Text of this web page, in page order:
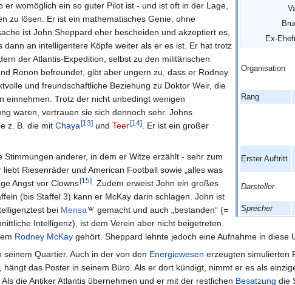
Ex-
Organisation
Rang
Erster Auftritt
Darsteller
Sprecher
womöglich ein so guter Pilot ist - und ist oft in der Lage,
zu lösen. Er ist ein mathematisches Genie, ohne
ist John Sheppard eher bescheiden und akzeptiert es,
an intelligentere Köpfe weiter als er es ist. Er hat trotz
der Atlantis-Expedition, selbst zu den militärischen
Ronon befreundet, gibt aber ungern zu, dass er Rodney
und freundschaftliche Beziehung zu Doktor Weir, die
einnehmen. Trotz der nicht unbedingt wenigen
waren, vertrauen sie sich dennoch sehr. Johns
z. B. die mit Chaya[13] und Teer[14]. Er ist ein großer
anderer, in dem er Witze erzählt - sehr zum
Riesenräder und American Football sowie „alles was
Angst vor Clowns[15]. Zudem erweist John ein großes
(bis Staffel 3) kann er McKay darin schlagen. John ist
bei Mensa
gemacht und auch „bestanden“ (=
Intelligenz), ist dem Verein aber nicht beigetreten.
Rodney McKay gehört. Sheppard lehnte jedoch eine Aufnahme in diese
Quartier. Auch in der von den Energiewesen erzeugten simulierten
hängt das Poster in seinem Büro. Als er dort kündigt, nimmt er es als
die Antiker Atlantis übernehmen und er mit der restlichen Besatzung die